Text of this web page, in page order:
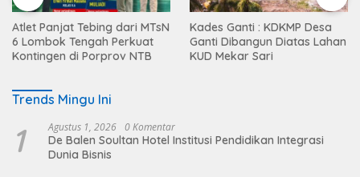
Atlet Panjat Tebing dari MTsN
6 Lombok Tengah Perkuat
Kontingen di Porprov NTB
Kades Ganti : KDKMP Desa
Ganti Dibangun Diatas Lahan
KUD Mekar Sari
Trends Mingu Ini
1 Agustus 1, 2026 0 Komentar
De Balen Soultan Hotel Institusi Pendidikan Integrasi
Dunia Bisnis